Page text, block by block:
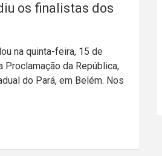
os finalistas dos
na quinta-feira, 15 de
Proclamação da República,
do Pará, em Belém. Nos